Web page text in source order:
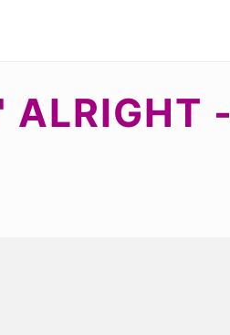
ALRIGHT -